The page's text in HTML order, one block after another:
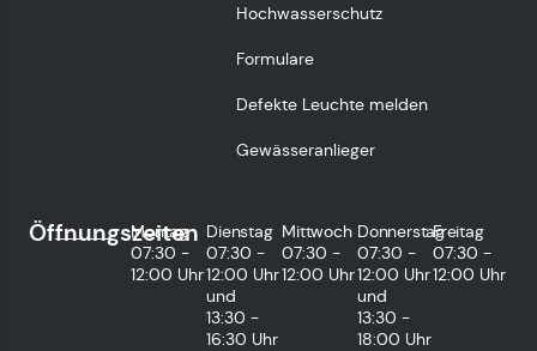
Hochwasserschutz
Formulare
Defekte Leuchte melden
Gewässeranlieger
Öffnungszeiten
Montag
07:30 -
12:00 Uhr
Dienstag
07:30 -
12:00 Uhr
und
13:30 -
16:30 Uhr
Mittwoch
07:30 -
12:00 Uhr
Donnerstag
07:30 -
12:00 Uhr
und
13:30 -
18:00 Uhr
Freitag
07:30 -
12:00 Uhr